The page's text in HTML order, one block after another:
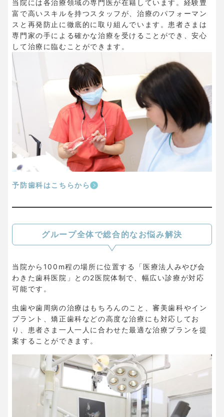
当院には各治療領域の専門医が在籍しています。経験豊
富で高いスキルを持つスタッフが、治療のパフォーマン
スと再発防止に徹底的に取り組んでいます。患者さまは
専門家の手による確かな治療を受けることができ、安心
して治療に臨むことができます。
予防歯科はこちらから
グループ全体で総合的なお悩み解決
当院から100m程の場所に位置する「医療法人みやび会
わきた歯科医院」との2医院体制で、幅広い診療が対応
可能です。
虫歯や歯周病の治療はもちろんのこと、審美歯科やイン
プラント、矯正歯科などの高度な治療にも対応してお
り、患者さま一人一人に合わせた最適な治療プランを提
案することができます。